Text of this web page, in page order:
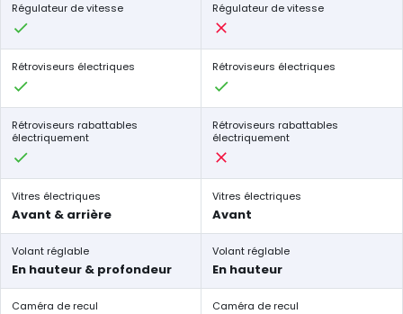
Régulateur de vitesse Régulateur de vitesse
Rétroviseurs électriques Rétroviseurs électriques
Rétroviseurs rabattables
électriquement
Rétroviseurs rabattables
électriquement
Vitres électriques
Avant & arrière
Vitres électriques
Avant
Volant réglable
En hauteur & profondeur
Volant réglable
En hauteur
Caméra de recul Caméra de recul